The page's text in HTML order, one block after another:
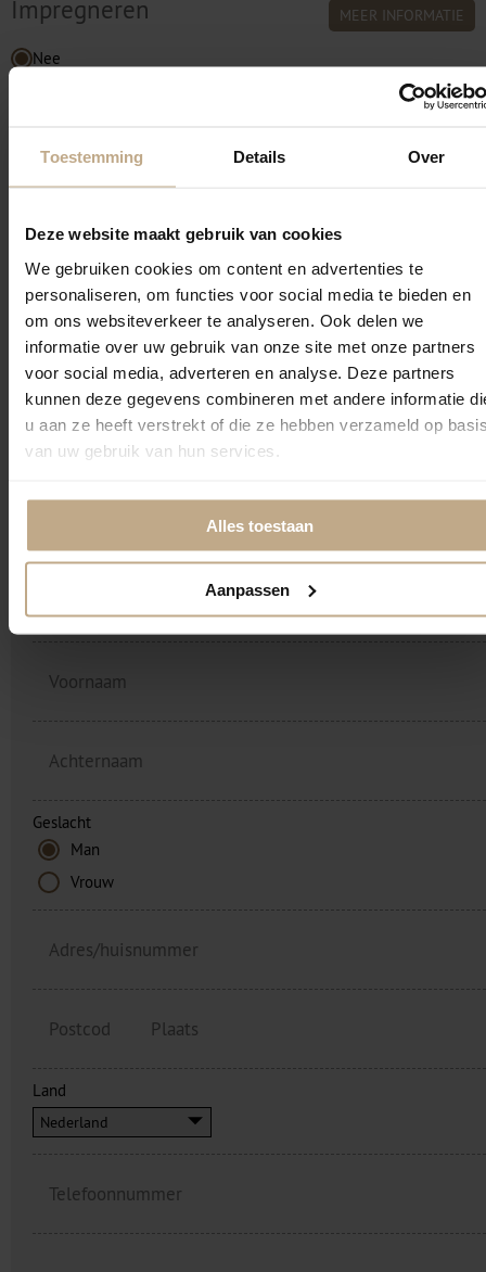
Toestemming Details Over
Deze website maakt gebruik van cookies
We gebruiken cookies om content en advertenties te
personaliseren, om functies voor social media te bieden en
om ons websiteverkeer te analyseren. Ook delen we
informatie over uw gebruik van onze site met onze partners
voor social media, adverteren en analyse. Deze partners
kunnen deze gegevens combineren met andere informatie
u aan ze heeft verstrekt of die ze hebben verzameld op
van uw gebruik van hun services.
Alles toestaan
Aanpassen
Impregneren MEER INFORMATIE
Nee
Specificaties
Kleur
290
2350
Rug
Action back
Hoogte
10.4mm
Materiaal
100% PA 6.6 Silk look
Offerte aanvragen
Geslacht
Man
Vrouw
Land